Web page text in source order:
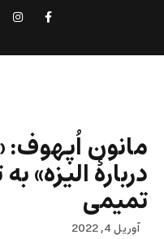
مانون
دربارۀ الیزه»
تمیمی
آوریل 4, 2022